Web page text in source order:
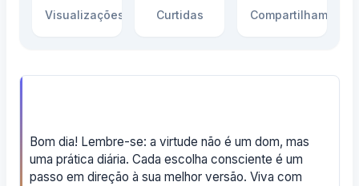
Visualizações Curtidas Compartilhamentos
Bom dia! Lembre-se: a virtude não é um dom, mas
uma prática diária. Cada escolha consciente é um
passo em direção à sua melhor versão. Viva com